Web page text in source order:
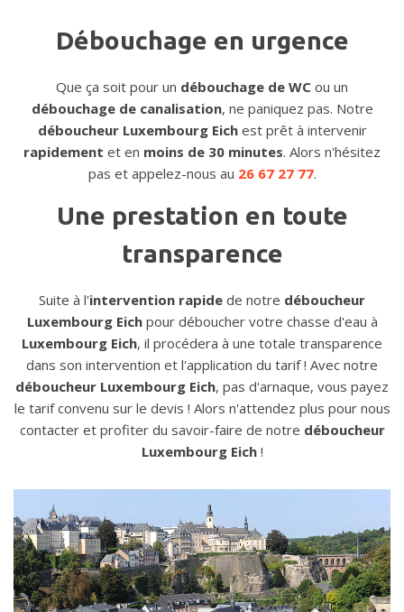
Débouchage en urgence
Que ça soit pour un débouchage de WC ou un
débouchage de canalisation, ne paniquez pas. Notre
déboucheur Luxembourg Eichest prêt à intervenir
rapidement et en moins de 30 minutes. Alors n'hésitez
pas et appelez-nous au 26 67 27 77.
Une prestation en toute
transparence
Suite à l'intervention rapide de notre déboucheur
Luxembourg Eichpour déboucher votre chasse d'eau à
Luxembourg Eich, il procédera à une totale transparence
dans son intervention et l'application du tarif ! Avec notre
déboucheur Luxembourg Eich, pas d'arnaque, vous payez
le tarif convenu sur le devis ! Alors n'attendez plus pour nous
contacter et profiter du savoir-faire de notre déboucheur
Luxembourg Eich!